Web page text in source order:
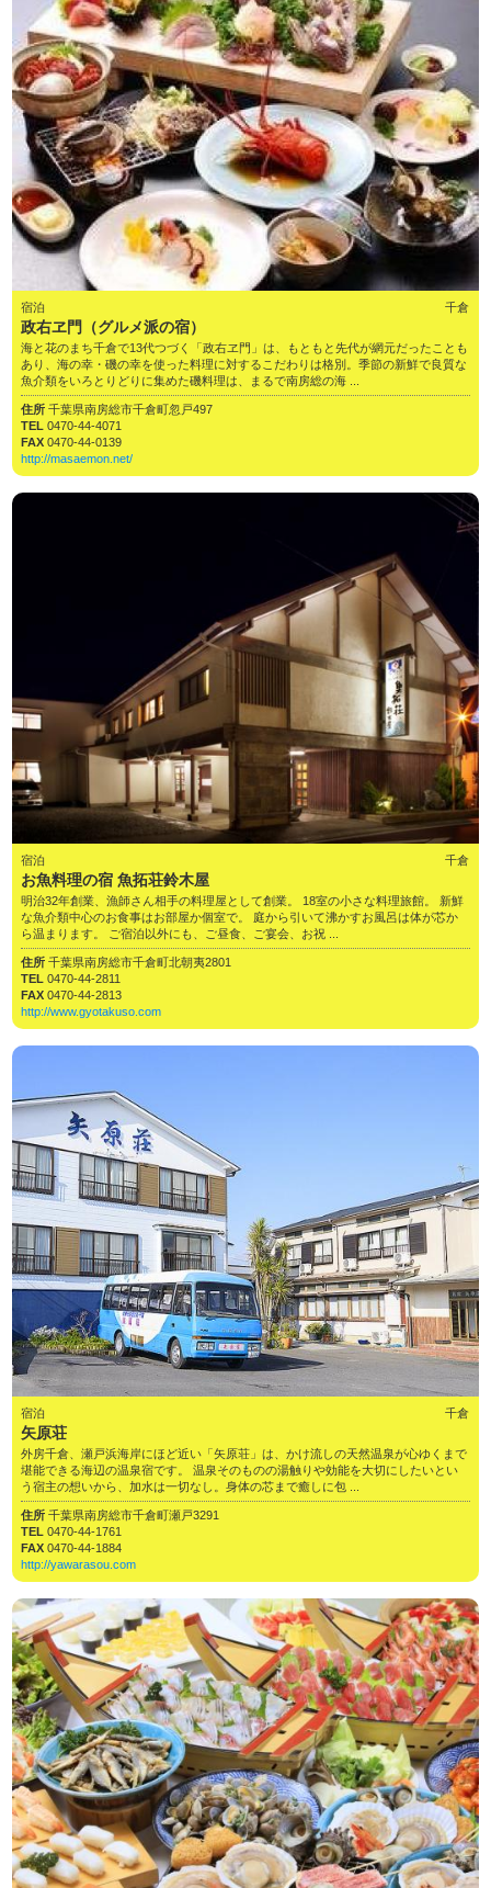
宿泊 千倉
政右ヱ門（グルメ派の宿）
海と花のまち千倉で13代つづく「政右ヱ門」は、もともと先代が網元だったことも
あり、海の幸・磯の幸を使った料理に対するこだわりは格別。季節の新鮮で良質な
魚介類をいろとりどりに集めた磯料理は、まるで南房総の海 ...
住所千葉県南房総市千倉町忽戸497
TEL0470-44-4071
FAX0470-44-0139
http://masaemon.net/
宿泊 千倉
お魚料理の宿 魚拓荘鈴木屋
明治32年創業、漁師さん相手の料理屋として創業。 18室の小さな料理旅館。 新鮮
な魚介類中心のお食事はお部屋か個室で。 庭から引いて沸かすお風呂は体が芯か
ら温まります。 ご宿泊以外にも、ご昼食、ご宴会、お祝 ...
住所千葉県南房総市千倉町北朝夷2801
TEL0470-44-2811
FAX0470-44-2813
http://www.gyotakuso.com
宿泊 千倉
矢原荘
外房千倉、瀬戸浜海岸にほど近い「矢原荘」は、かけ流しの天然温泉が心ゆくまで
堪能できる海辺の温泉宿です。 温泉そのものの湯触りや効能を大切にしたいとい
う宿主の想いから、加水は一切なし。身体の芯まで癒しに包 ...
住所千葉県南房総市千倉町瀬戸3291
TEL0470-44-1761
FAX0470-44-1884
http://yawarasou.com